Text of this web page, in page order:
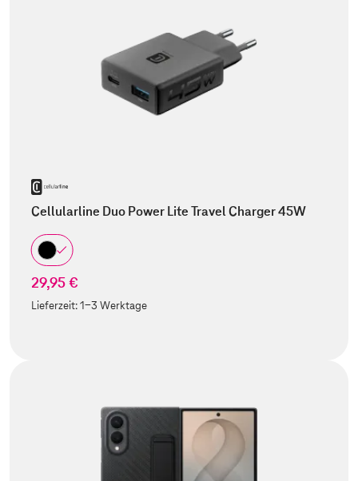
Cellularline Duo Power Lite Travel Charger 45W
29,95 €
Lieferzeit:1-3 Werktage